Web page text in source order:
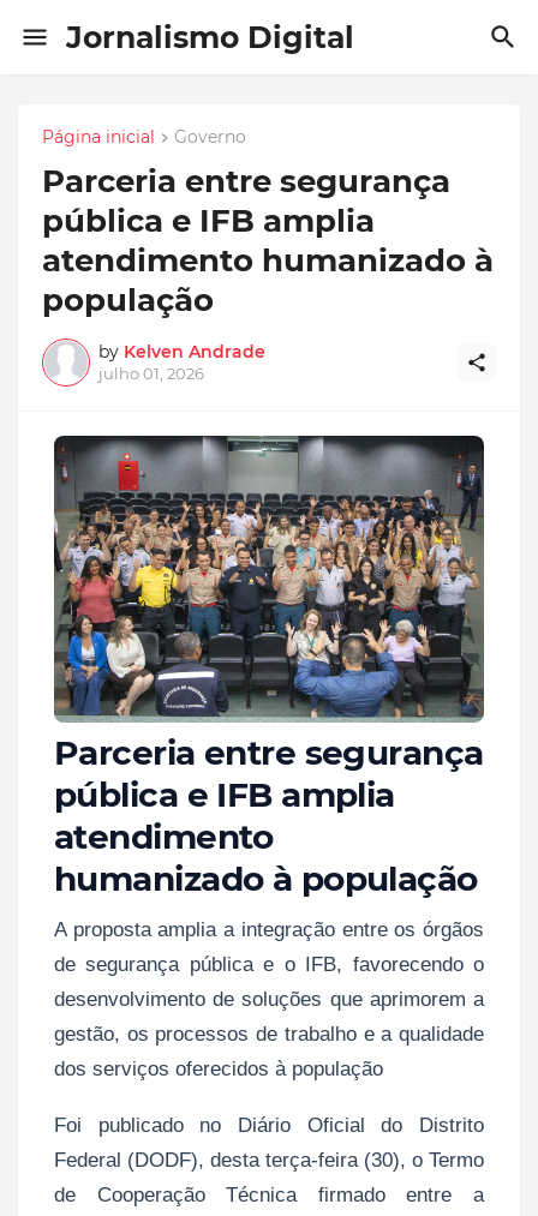
Jornalismo Digital
Página inicial Governo
Parceria entre segurança
pública e IFB amplia
atendimento humanizado à
população
by Kelven Andrade
julho 01, 2026
Parceria entre segurança
pública e IFB amplia
atendimento
humanizado à população
A proposta amplia a integração entre os órgãos
de segurança pública e o IFB, favorecendo o
desenvolvimento de soluções que aprimorem a
gestão, os processos de trabalho e a qualidade
dos serviços oferecidos à população
Foi publicado no Diário Oficial do Distrito
Federal (DODF), desta terça-feira (30), o Termo
de Cooperação Técnica firmado entre a